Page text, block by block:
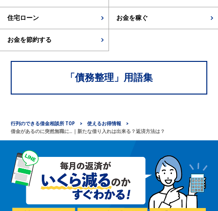
住宅ローン お金を稼ぐ
お金を節約する
「債務整理 」用語集
行列のできる借金相談所 TOP
使えるお得情報
借金があるのに突然無職に…｜新たな借り入れは出来る？返済方法は？